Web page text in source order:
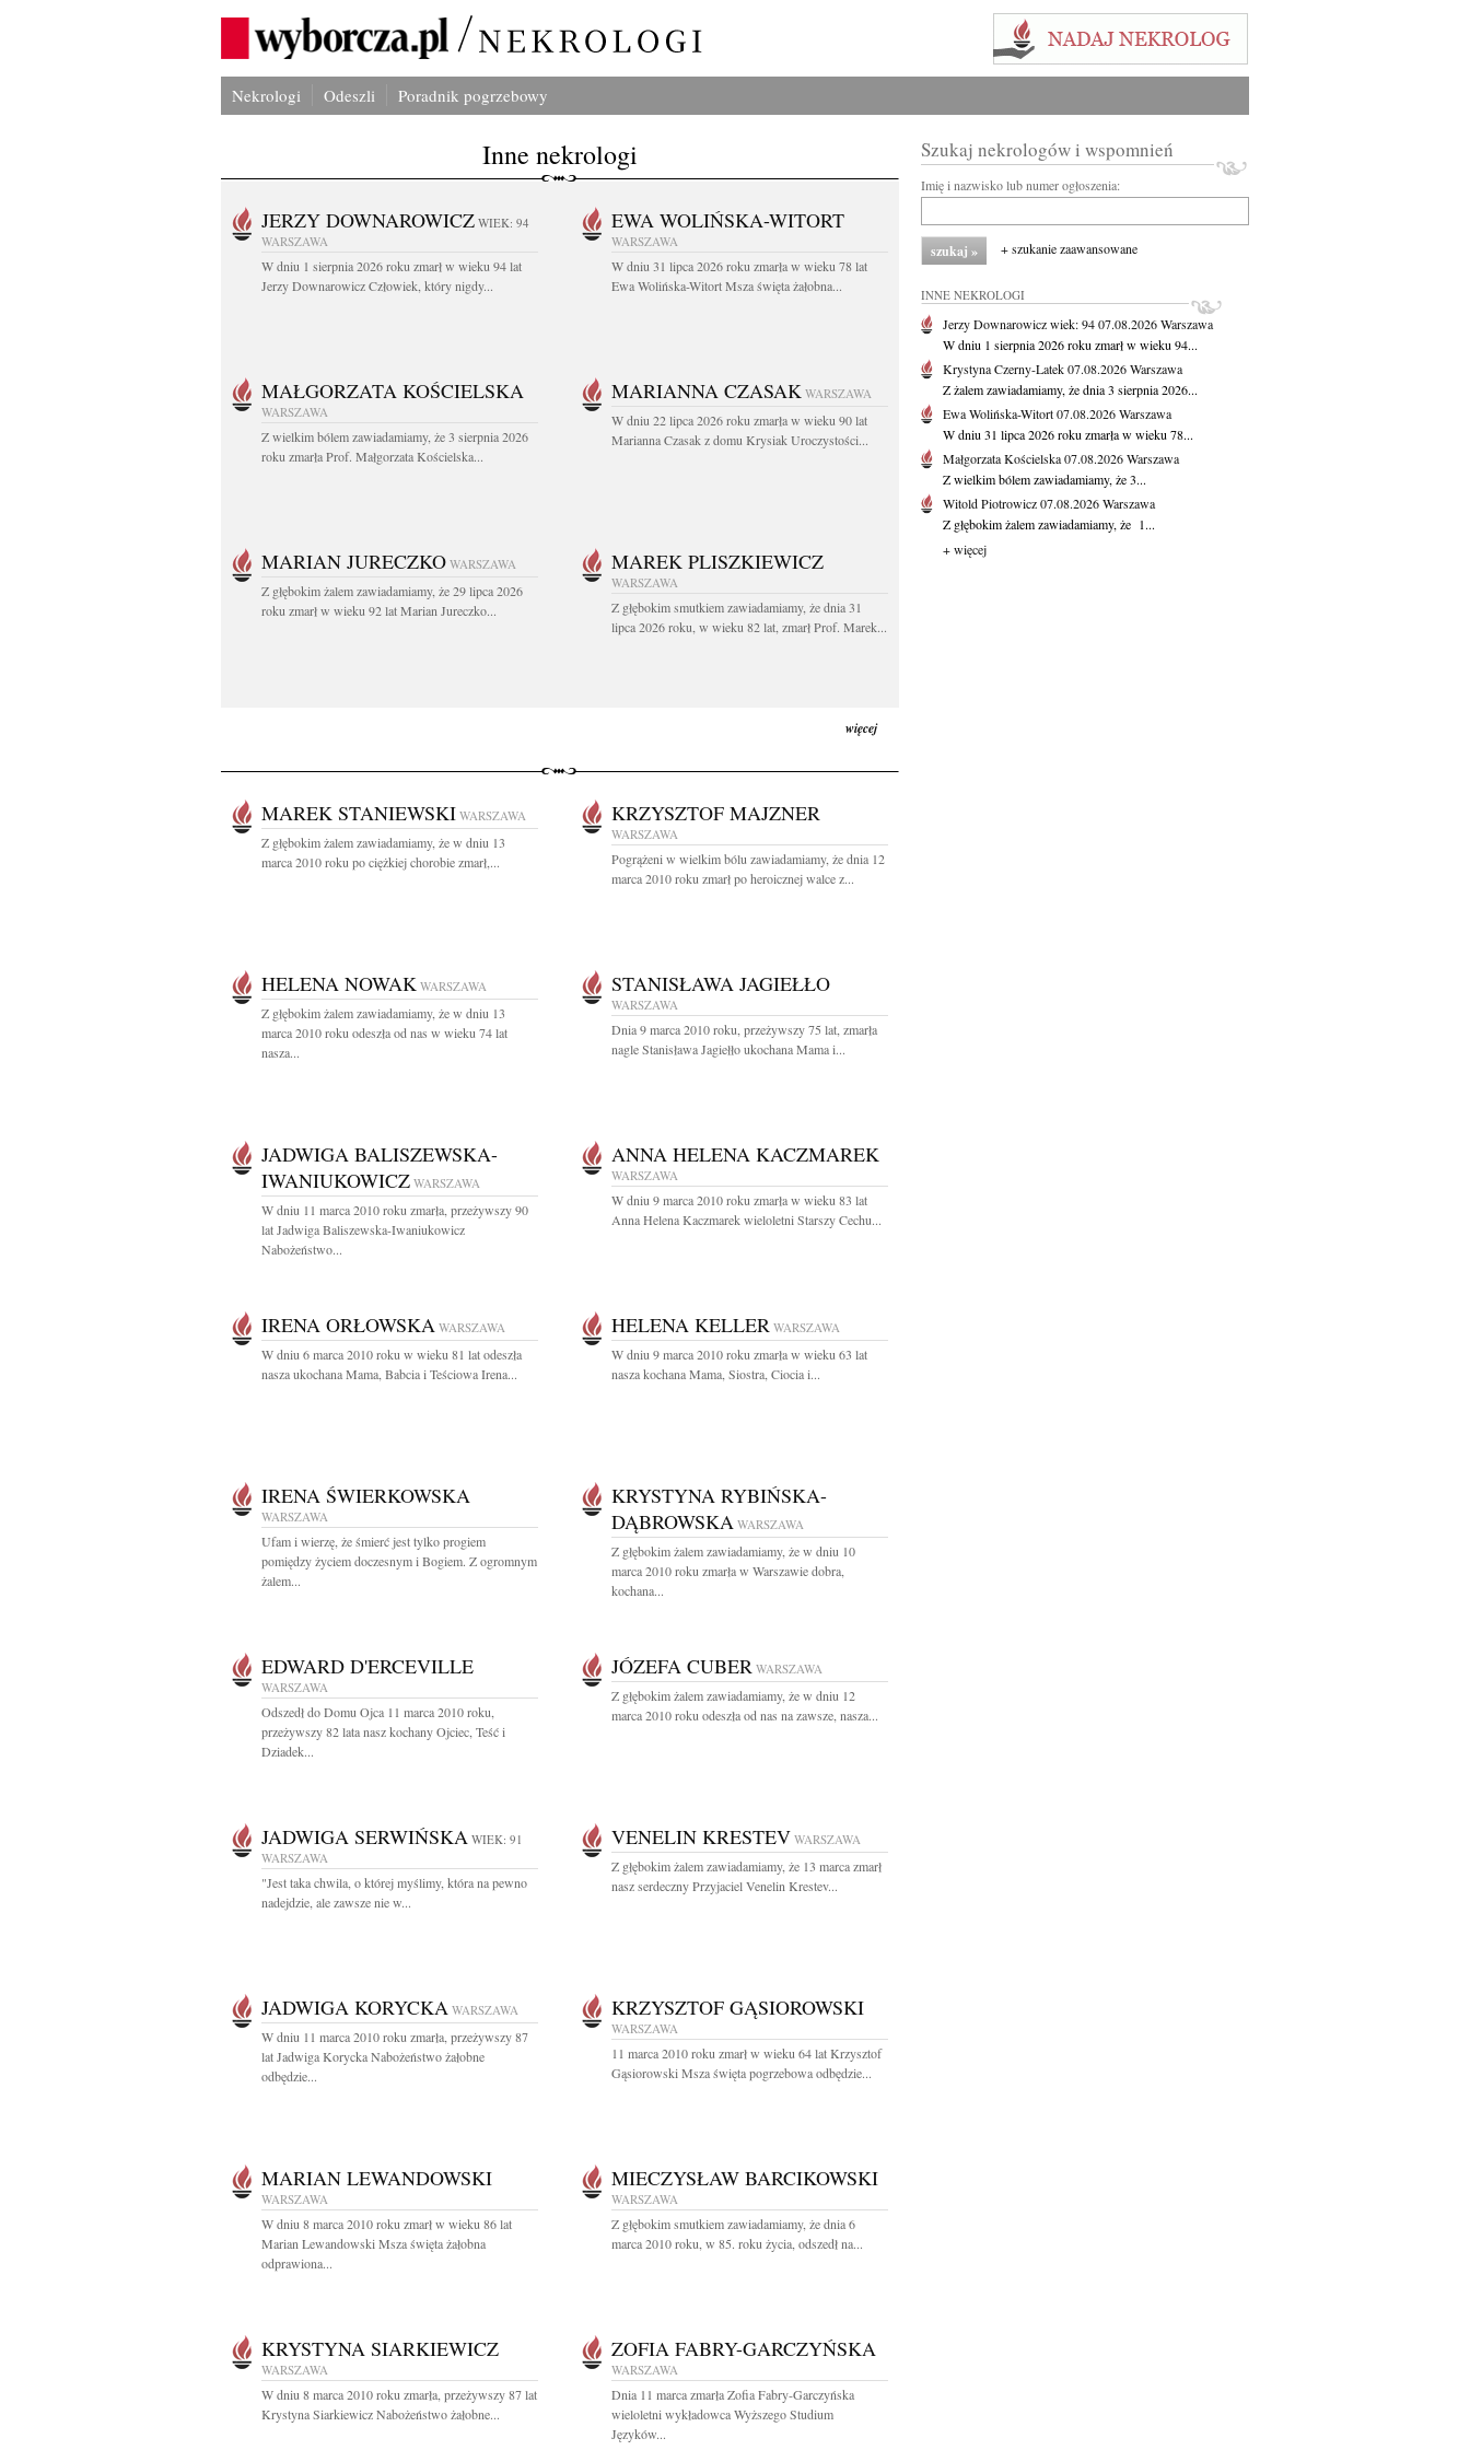
Nekrologi Odeszli Poradnik pogrzebowy
Inne nekrologi
JERZY DOWNAROWICZ WIEK: 94
WARSZAWA
W dniu 1 sierpnia 2026 roku zmarł w wieku 94 lat
Jerzy Downarowicz Człowiek, który nigdy...
EWA WOLIŃSKA-WITORT
WARSZAWA
W dniu 31 lipca 2026 roku zmarła w wieku 78 lat
Ewa Wolińska-Witort Msza święta żałobna...
MAŁGORZATA KOŚCIELSKA
WARSZAWA
Z wielkim bólem zawiadamiamy, że 3 sierpnia 2026
roku zmarła Prof. Małgorzata Kościelska...
MARIANNA CZASAK WARSZAWA
W dniu 22 lipca 2026 roku zmarła w wieku 90 lat
Marianna Czasak z domu Krysiak Uroczystości...
MARIAN JURECZKO WARSZAWA
Z głębokim żalem zawiadamiamy, że 29 lipca 2026
roku zmarł w wieku 92 lat Marian Jureczko...
MAREK PLISZKIEWICZ
WARSZAWA
Z głębokim smutkiem zawiadamiamy, że dnia 31
lipca 2026 roku, w wieku 82 lat, zmarł Prof. Marek...
więcej
MAREK STANIEWSKI WARSZAWA
Z głębokim żalem zawiadamiamy, że w dniu 13
marca 2010 roku po ciężkiej chorobie zmarł,...
KRZYSZTOF MAJZNER
WARSZAWA
Pogrążeni w wielkim bólu zawiadamiamy, że dnia 12
marca 2010 roku zmarł po heroicznej walce z...
HELENA NOWAK WARSZAWA
Z głębokim żalem zawiadamiamy, że w dniu 13
marca 2010 roku odeszła od nas w wieku 74 lat
nasza...
STANISŁAWA JAGIEŁŁO
WARSZAWA
Dnia 9 marca 2010 roku, przeżywszy 75 lat, zmarła
nagle Stanisława Jagiełło ukochana Mama i...
JADWIGA BALISZEWSKA-
IWANIUKOWICZ WARSZAWA
W dniu 11 marca 2010 roku zmarła, przeżywszy 90
lat Jadwiga Baliszewska-Iwaniukowicz
Nabożeństwo...
ANNA HELENA KACZMAREK
WARSZAWA
W dniu 9 marca 2010 roku zmarła w wieku 83 lat
Anna Helena Kaczmarek wieloletni Starszy Cechu...
IRENA ORŁOWSKA WARSZAWA
W dniu 6 marca 2010 roku w wieku 81 lat odeszła
nasza ukochana Mama, Babcia i Teściowa Irena...
HELENA KELLER WARSZAWA
W dniu 9 marca 2010 roku zmarła w wieku 63 lat
nasza kochana Mama, Siostra, Ciocia i...
IRENA ŚWIERKOWSKA
WARSZAWA
Ufam i wierzę, że śmierć jest tylko progiem
pomiędzy życiem doczesnym i Bogiem. Z ogromnym
żalem...
KRYSTYNA RYBIŃSKA-
DĄBROWSKA WARSZAWA
Z głębokim żalem zawiadamiamy, że w dniu 10
marca 2010 roku zmarła w Warszawie dobra,
kochana...
EDWARD D'ERCEVILLE
WARSZAWA
Odszedł do Domu Ojca 11 marca 2010 roku,
przeżywszy 82 lata nasz kochany Ojciec, Teść i
Dziadek...
JÓZEFA CUBER WARSZAWA
Z głębokim żalem zawiadamiamy, że w dniu 12
marca 2010 roku odeszła od nas na zawsze, nasza...
JADWIGA SERWIŃSKA WIEK: 91
WARSZAWA
"Jest taka chwila, o której myślimy, która na pewno
nadejdzie, ale zawsze nie w...
VENELIN KRESTEV WARSZAWA
Z głębokim żalem zawiadamiamy, że 13 marca zmarł
nasz serdeczny Przyjaciel Venelin Krestev...
JADWIGA KORYCKA WARSZAWA
W dniu 11 marca 2010 roku zmarła, przeżywszy 87
lat Jadwiga Korycka Nabożeństwo żałobne
odbędzie...
KRZYSZTOF GĄSIOROWSKI
WARSZAWA
11 marca 2010 roku zmarł w wieku 64 lat Krzysztof
Gąsiorowski Msza święta pogrzebowa odbędzie...
MARIAN LEWANDOWSKI
WARSZAWA
W dniu 8 marca 2010 roku zmarł w wieku 86 lat
Marian Lewandowski Msza święta żałobna
odprawiona...
MIECZYSŁAW BARCIKOWSKI
WARSZAWA
Z głębokim smutkiem zawiadamiamy, że dnia 6
marca 2010 roku, w 85. roku życia, odszedł na...
KRYSTYNA SIARKIEWICZ
WARSZAWA
W dniu 8 marca 2010 roku zmarła, przeżywszy 87 lat
Krystyna Siarkiewicz Nabożeństwo żałobne...
ZOFIA FABRY-GARCZYŃSKA
WARSZAWA
Dnia 11 marca zmarła Zofia Fabry-Garczyńska
wieloletni wykładowca Wyższego Studium
Języków...
Szukaj nekrologów i wspomnień
Imię i nazwisko lub numer ogłoszenia:
+ szukanie zaawansowane
INNE NEKROLOGI
Jerzy Downarowiczwiek: 9407.08.2026Warszawa
W dniu 1 sierpnia 2026 roku zmarł w wieku 94...
Krystyna Czerny-Latek07.08.2026Warszawa
Z żalem zawiadamiamy, że dnia 3 sierpnia 2026...
Ewa Wolińska-Witort07.08.2026Warszawa
W dniu 31 lipca 2026 roku zmarła w wieku 78...
Małgorzata Kościelska07.08.2026Warszawa
Z wielkim bólem zawiadamiamy, że 3...
Witold Piotrowicz07.08.2026Warszawa
Z głębokim żalem zawiadamiamy, że 1...
+ więcej